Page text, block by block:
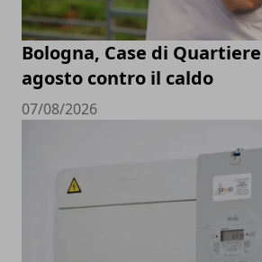
Bologna, Case di
agosto contro il caldo
07/08/2026